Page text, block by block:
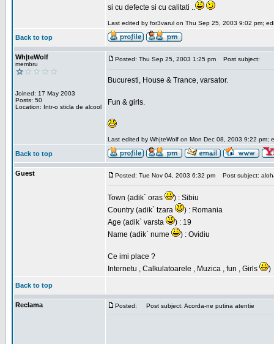
si cu defecte si cu calitati ..
Last edited by for3varul on Thu Sep 25, 2003 9:02 pm;
Back to top
Wh|teWolf
membru
Joined: 17 May 2003
Posts: 50
Location: Intr-o sticla de alcool
Posted: Thu Sep 25, 2003 1:25 pm Post subject:
Bucuresti, House & Trance, varsator.
Fun & girls.
Last edited by Wh|teWolf on Mon Dec 08, 2003 9:22 pm;
Back to top
Guest Posted: Tue Nov 04, 2003 6:32 pm Post subject:
Town (adik` oras
) : Sibiu
Country (adik` tzara
) : Romania
Age (adik` varsta
) : 19
Name (adik` nume
) : Ovidiu
Ce imi place ?
Internetu , Calkulatoarele , Muzica , fun , Girls
)
Back to top
Reclama Posted: Post subject: Acorda-ne putina atentie